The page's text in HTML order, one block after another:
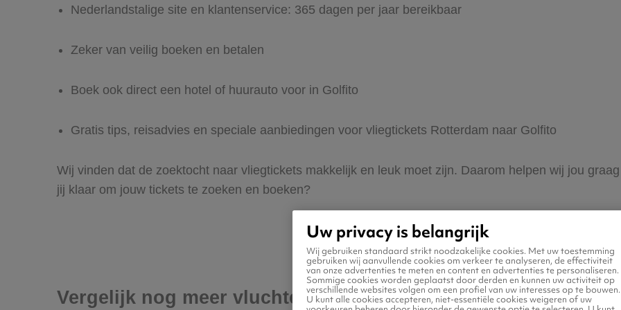
Nederlandstalige site en klantenservice: 365 dagen per jaar bereikbaar
Zeker van veilig boeken en betalen
Boek ook direct een hotel of huurauto voor in Golfito
Gratis tips, reisadvies en speciale aanbiedingen voor vliegtickets Rotterdam naar Golfito
Wij vinden dat de zoektocht naar vliegtickets makkelijk en leuk moet zijn. Daarom helpen wij jou
jij klaar om jouw tickets te zoeken en boeken?
Vergelijk nog meer vluchten naar Golfito
Uw privacy is belangrijk
Wij gebruiken standaard strikt noodzakelijke cookies. Met uw toestemming
gebruiken wij aanvullende cookies om verkeer te analyseren, de effectiviteit
van onze advertenties te meten en content en advertenties te personaliseren.
Sommige cookies worden geplaatst door derden en kunnen uw activiteit op
verschillende websites volgen om een profiel van uw interesses op te bouwen.
U kunt alle cookies accepteren, niet-essentiële cookies weigeren of uw